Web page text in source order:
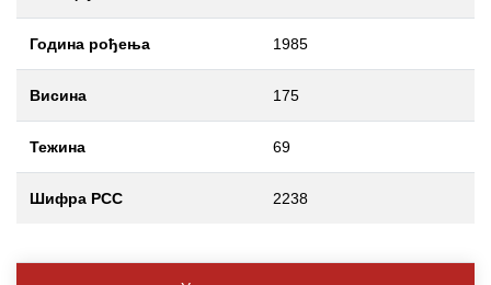
Година рођења 1985
Висина 175
Тежина 69
Шифра РСС 2238